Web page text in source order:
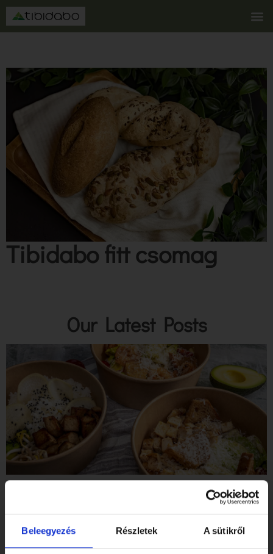
Beleegyezés Részletek A sütikről
Tibidabo fitt csomag
Our Latest Posts
Tibidabo Gluten-Free Restaurant & Bakery at Sziget